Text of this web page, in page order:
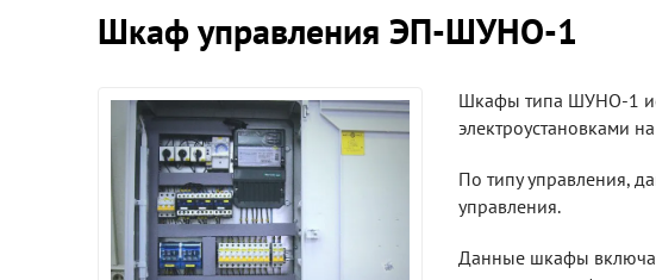
Шкаф управления ЭП-ШУНО-1
Шкафы типа ШУНО-1
электроустановками
По типу управления,
управления.
Данные шкафы